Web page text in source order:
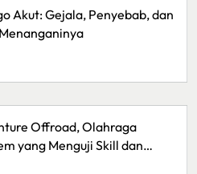
Sunrise
Bisnis
Memulai